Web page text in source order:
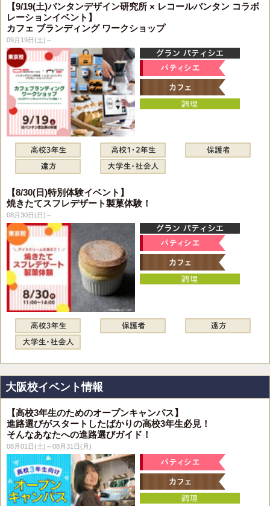
【9/19(土)バンタンデザイン研究所 × レコールバンタン コラボ
レーションイベント】
カフェ ブランディング ワークショップ
09月19日(土)～
【8/30(日)特別体験イベント】
焼きたてスフレデザート製菓体験！
08月30日(日)～
大阪校イベント情報
【高校3年生のためのオープンキャンパス】
進路選びがスタートしたばかりの高校3年生必見！
そんなあなたへの進路選びガイド！
08月01日(土)～08月31日(月)